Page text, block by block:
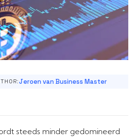
Jeroen van Business Master
steeds minder gedomineerd